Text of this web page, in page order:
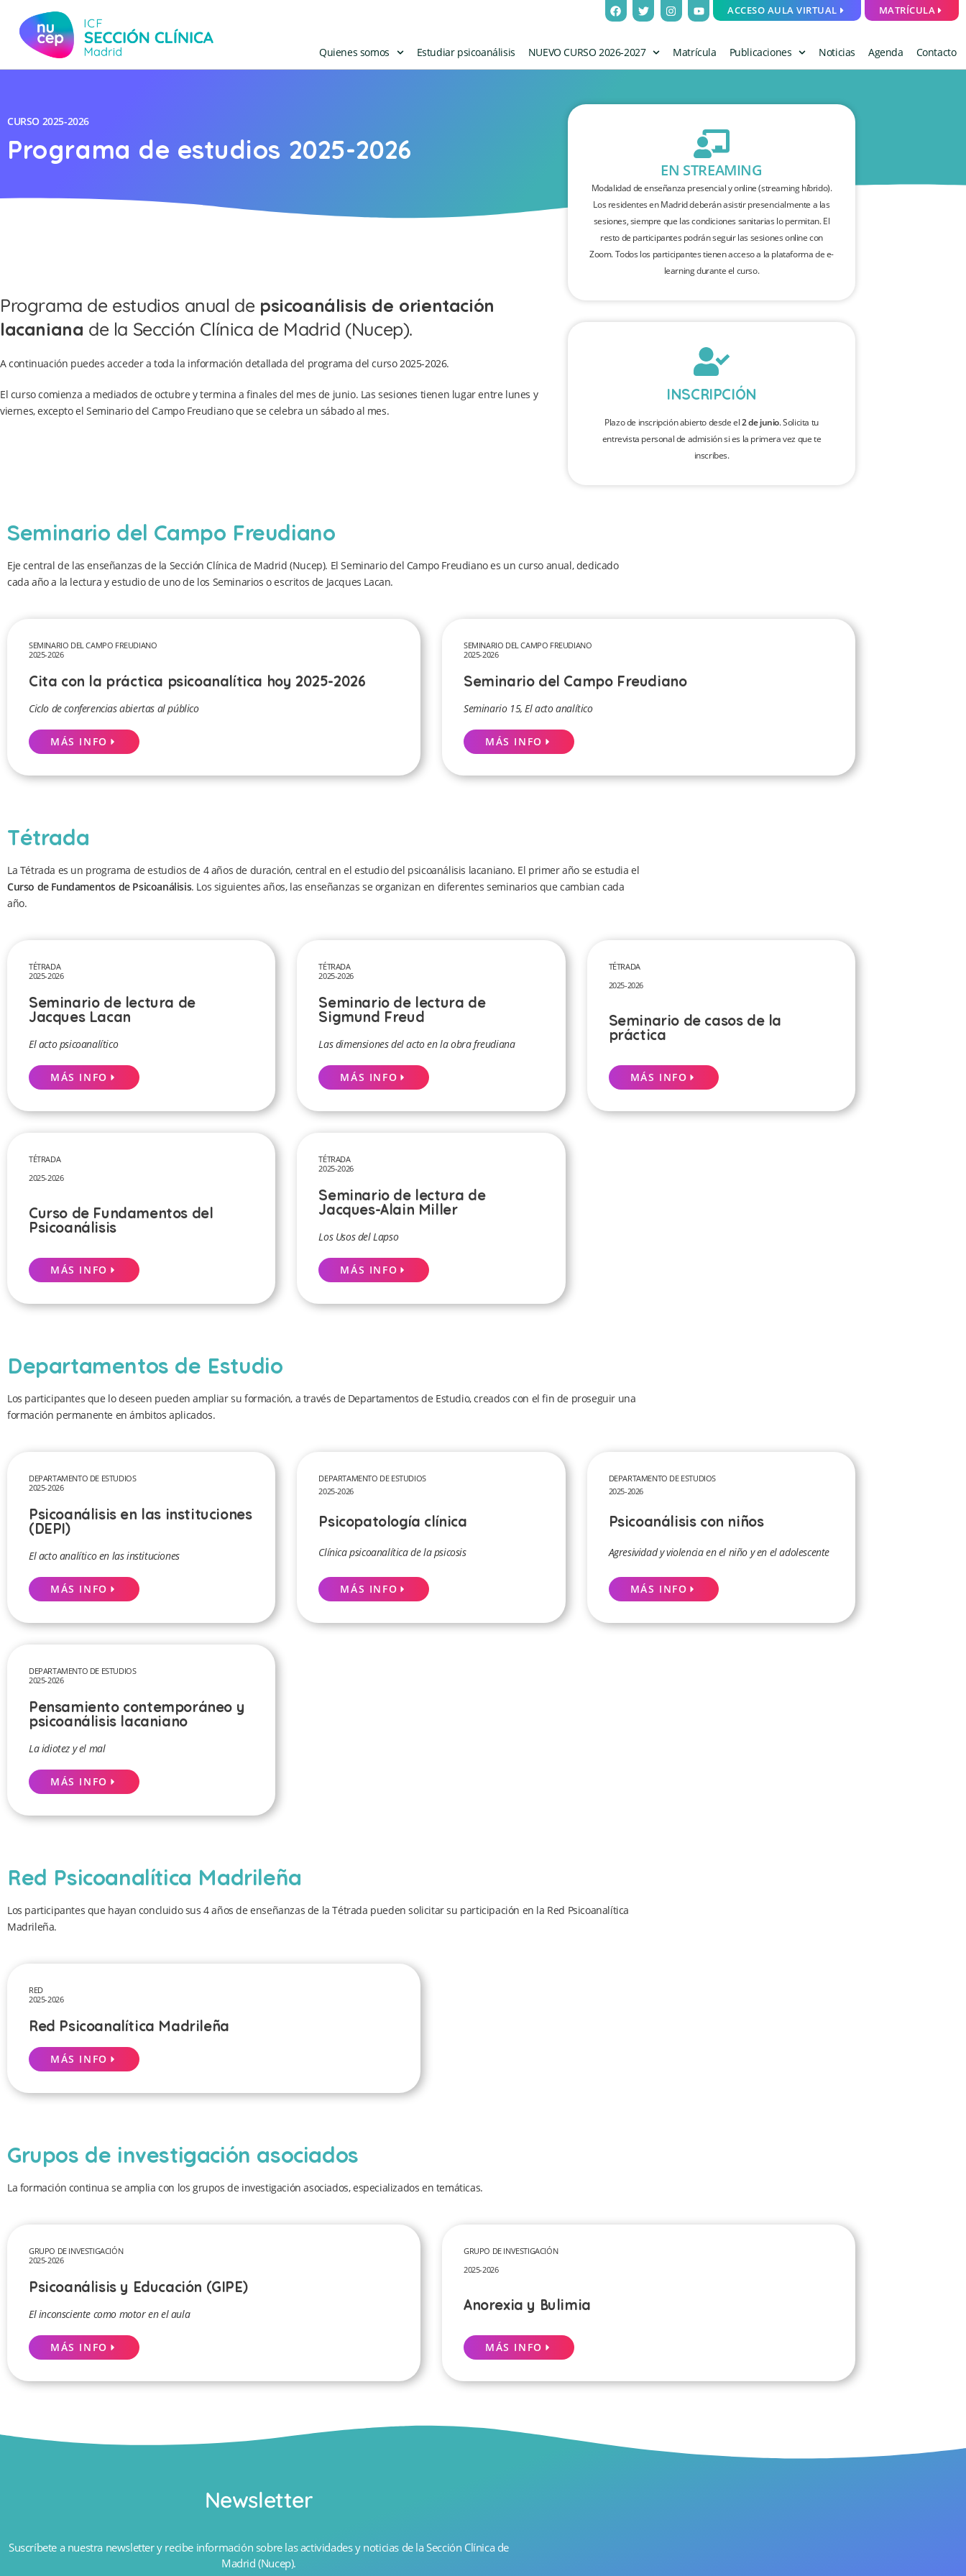
ACCESO AULA VIRTUAL MATRÍCULA
Quienes somos Estudiar psicoanálisis NUEVO CURSO 2026-2027 Matrícula Publicaciones Noticias Agenda Contacto
CURSO 2025-2026
Programa de estudios 2025-2026
Programa de estudios anual de psicoanálisis de orientación
lacaniana de la Sección Clínica de Madrid (Nucep).
A continuación puedes acceder a toda la información detallada del programa del curso 2025-2026.
El curso comienza a mediados de octubre y termina a finales del mes de junio. Las sesiones tienen lugar entre lunes y
viernes, excepto el Seminario del Campo Freudiano que se celebra un sábado al mes.
EN STREAMING
Modalidad de enseñanza presencial y online (streaming híbrido).
Los residentes en Madrid deberán asistir presencialmente a las
sesiones, siempre que las condiciones sanitarias lo permitan. El
resto de participantes podrán seguir las sesiones online con
Zoom. Todos los participantes tienen acceso a la plataforma de e-
learning durante el curso.
INSCRIPCIÓN
Plazo de inscripción abierto desde el2 de junio. Solicita tu
entrevista personal de admisión si es la primera vez que te
inscribes.
Seminario del Campo Freudiano
Eje central de las enseñanzas de la Sección Clínica de Madrid (Nucep). El Seminario del Campo Freudiano es un curso anual, dedicado
cada año a la lectura y estudio de uno de los Seminarios o escritos de Jacques Lacan.
SEMINARIO DEL CAMPO FREUDIANO
2025-2026
Cita con la práctica psicoanalítica hoy 2025-2026
Ciclo de conferencias abiertas al público
MÁS INFO
SEMINARIO DEL CAMPO FREUDIANO
2025-2026
Seminario del Campo Freudiano
Seminario 15, El acto analítico
MÁS INFO
Tétrada
La Tétrada es un programa de estudios de 4 años de duración, central en el estudio del psicoanálisis lacaniano. El primer año se estudia el
Curso de Fundamentos de Psicoanálisis. Los siguientes años, las enseñanzas se organizan en diferentes seminarios que cambian cada
año.
TÉTRADA
2025-2026
Seminario de lectura de
Jacques Lacan
El acto psicoanalítico
MÁS INFO
TÉTRADA
2025-2026
Seminario de lectura de
Sigmund Freud
Las dimensiones del acto en la obra freudiana
MÁS INFO
TÉTRADA
2025-2026
Seminario de casos de la
práctica
MÁS INFO
TÉTRADA
2025-2026
Curso de Fundamentos del
Psicoanálisis
MÁS INFO
TÉTRADA
2025-2026
Seminario de lectura de
Jacques-Alain Miller
Los Usos del Lapso
MÁS INFO
Departamentos de Estudio
Los participantes que lo deseen pueden ampliar su formación, a través de Departamentos de Estudio, creados con el fin de proseguir una
formación permanente en ámbitos aplicados.
DEPARTAMENTO DE ESTUDIOS
2025-2026
Psicoanálisis en las instituciones
(DEPI)
El acto analítico en las instituciones
MÁS INFO
DEPARTAMENTO DE ESTUDIOS
2025-2026
Psicopatología clínica
Clínica psicoanalítica de la psicosis
MÁS INFO
DEPARTAMENTO DE ESTUDIOS
2025-2026
Psicoanálisis con niños
Agresividad y violencia en el niño y en el adolescente
MÁS INFO
DEPARTAMENTO DE ESTUDIOS
2025-2026
Pensamiento contemporáneo y
psicoanálisis lacaniano
La idiotez y el mal
MÁS INFO
Red Psicoanalítica Madrileña
Los participantes que hayan concluido sus 4 años de enseñanzas de la Tétrada pueden solicitar su participación en la Red Psicoanalítica
Madrileña.
RED
2025-2026
Red Psicoanalítica Madrileña
MÁS INFO
Grupos de investigación asociados
La formación continua se amplia con los grupos de investigación asociados, especializados en temáticas.
GRUPO DE INVESTIGACIÓN
2025-2026
Psicoanálisis y Educación (GIPE)
El inconsciente como motor en el aula
MÁS INFO
GRUPO DE INVESTIGACIÓN
2025-2026
Anorexia y Bulimia
MÁS INFO
Newsletter
Suscríbete a nuestra newsletter y recibe información sobre las actividades y noticias de la Sección Clínica de
Madrid (Nucep).